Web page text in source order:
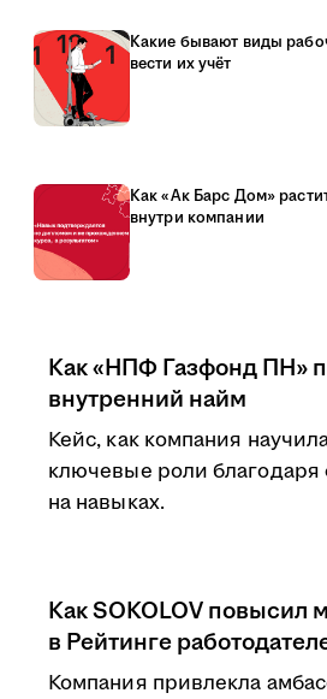
Какие бывают виды
вести их учёт
Как «Ак Барс Дом»
внутри компании
Как «НПФ Газфонд ПН»
внутренний найм
Кейс, как компания
ключевые роли благодаря
на навыках.
Как SOKOLOV повысил
в Рейтинге
Компания привлекла